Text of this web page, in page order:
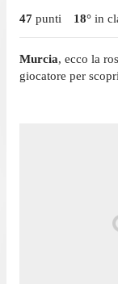
47 punti 18° in
Murcia, ecco la
giocatore per